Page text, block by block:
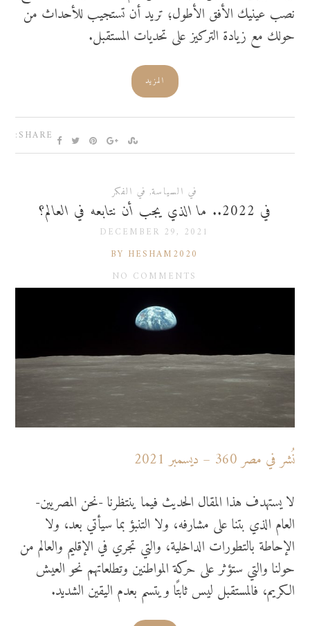
نصب عينيك الأفق الأطول؛ تريد أن تستجيب للأحداث من
حولك مع زيادة التركيز على تحديات المستقبل.
المزيد
SHARE:
في السياسة, في الفكر
في 2022.. ما الذي يجب أن نتابعه في العالم؟
DECEMBER 29, 2021
BY HESHAM2020
NO COMMENTS
نُشر في مصر 360 – ديسمبر 2021
لا يستهدف هذا المقال الحديث فيما ينتظرنا -نحن المصريين-
العام الذي بتنا على مشارفه، ولا التنبؤ بما سيأتي بعد، ولا
الإحاطة بالتطورات الداخلية، والتي تجري في الإقليم والعالم من
حولنا والتي ستؤثر على حركة المواطنين وتطلعاتهم نحو العيش
الكريم، فالمستقبل ليس ثابتًا ويتسم بعدم اليقين الشديد.